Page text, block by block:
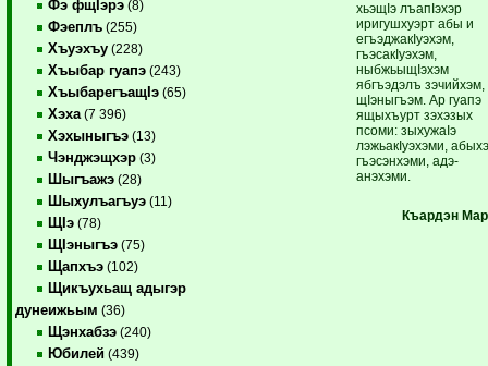
Фэ фщIэрэ (8)
Фэеплъ (255)
Хъуэхъу (228)
Хъыбар гуапэ (243)
ХъыбарегъащIэ (65)
Хэха (7 396)
Хэхыныгъэ (13)
Чэнджэщхэр (3)
Шыгъажэ (28)
Шыхулъагъуэ (11)
ЩIэ (78)
ЩIэныгъэ (75)
Щапхъэ (102)
Щикъухьащ адыгэр
дунеижьым (36)
Щэнхабзэ (240)
Юбилей (439)
хьэщIэ лъапIэхэр
иригушхуэрт абы и
егъэджакIуэхэм,
гъэсакIуэхэм,
ныбжьыщIэхэм
ябгъэдэлъ зэчийхэм,
щIэныгъэм. Ар гуапэ
ящыхъурт зэхэзых
псоми: зыхужаIэ
лэжьакIуэхэми,
гъэсэнхэми, адэ-
анэхэми.
Къардэн